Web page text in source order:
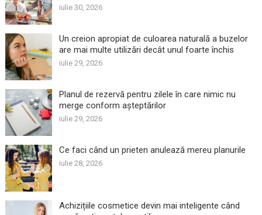
iulie 30, 2026
Un creion apropiat de culoarea naturală a buzelor
are mai multe utilizări decât unul foarte închis
iulie 29, 2026
Planul de rezervă pentru zilele în care nimic nu
merge conform așteptărilor
iulie 29, 2026
Ce faci când un prieten anulează mereu planurile
iulie 28, 2026
Achizițiile cosmetice devin mai inteligente când